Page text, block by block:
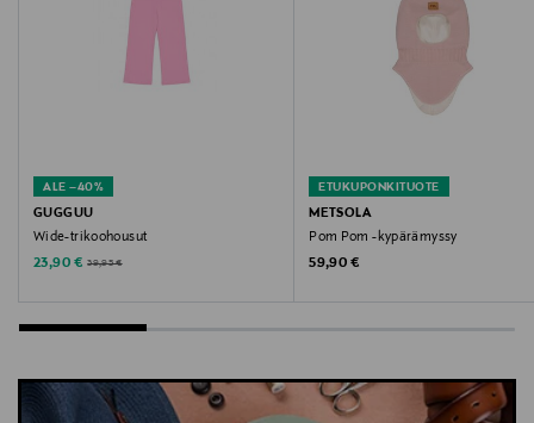
Didriksons, ulkoilutakki, lasten takki, kuoritakki,
välikausitakki, sadetakki
ALE –40%
GUGGUU
Wide-trikoohousut
Discounted Price
23,90 € Original Price
39,95 €
ETUKUPONKITUOTE
METSOLA
Pom Pom -kypärämyssy
Original Price
59,90 €